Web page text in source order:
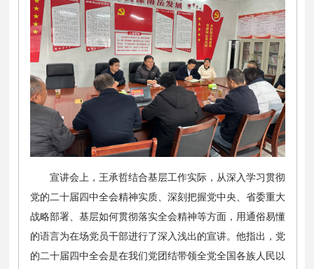
宣讲会上，王承哲结合基层工作实际，从深入学习贯彻
党的二十届四中全会精神实质、深刻把握党中央、省委重大
战略部署、基层如何贯彻落实全会精神等方面，用通俗易懂
的语言为在场党员干部进行了深入浅出的宣讲。他指出，党
的二十届四中全会是在我们党团结带领全党全国各族人民以